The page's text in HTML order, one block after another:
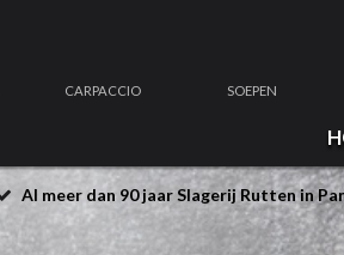
CARPACCIO SOEPEN
Al meer dan 90 jaar Slagerij Rutten in